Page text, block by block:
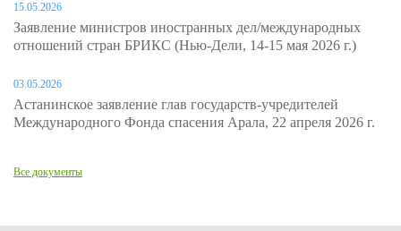
15.05.2026
Заявление министров иностранных дел/международных
отношений стран БРИКС (Нью-Дели, 14-15 мая 2026 г.)
03.05.2026
Астанинское заявление глав государств-учредителей
Международного Фонда спасения Арала, 22 апреля 2026 г.
Все документы